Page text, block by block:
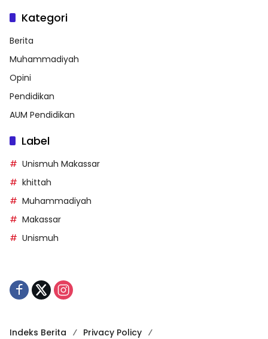
Kategori
Berita
Muhammadiyah
Opini
Pendidikan
AUM Pendidikan
Label
Unismuh Makassar
khittah
Muhammadiyah
Makassar
Unismuh
Indeks Berita Privacy Policy